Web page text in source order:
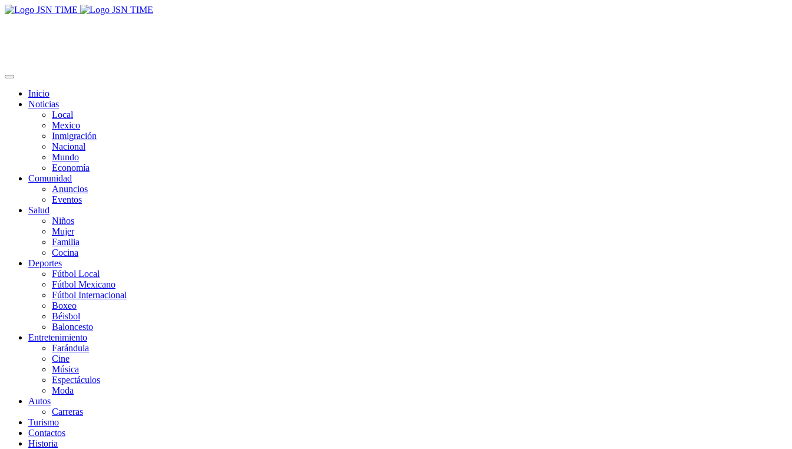
Inicio
Noticias
Local
Mexico
Inmigración
Nacional
Mundo
Economía
Comunidad
Anuncios
Eventos
Salud
Niños
Mujer
Familia
Cocina
Deportes
Fútbol Local
Fútbol Mexicano
Fútbol Internacional
Boxeo
Béisbol
Baloncesto
Entretenimiento
Farándula
Cine
Música
Espectáculos
Moda
Autos
Carreras
Turismo
Contactos
Historia